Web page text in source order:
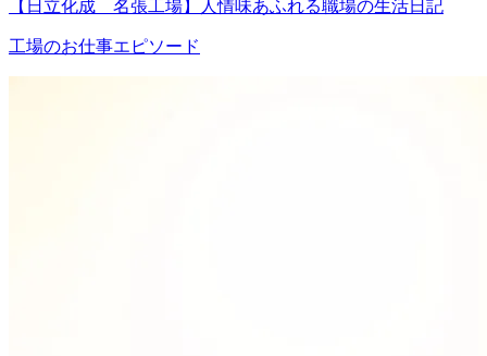
【日立化成 名張工場】人情味あふれる職場の生活日記
工場のお仕事エピソード